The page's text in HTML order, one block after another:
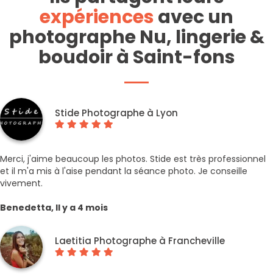
expériencesavec un
photographe Nu, lingerie &
boudoir à Saint-fons
Stide Photographe à Lyon
Merci, j'aime beaucoup les photos. Stide est très professionnel
et il m'a mis à l'aise pendant la séance photo. Je conseille
vivement.
Benedetta, Il y a 4 mois
Laetitia Photographe à Francheville